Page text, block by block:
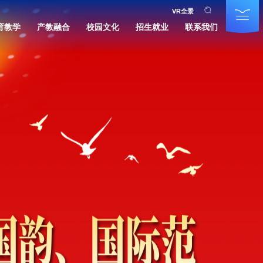
VR全景
教学 产教融合 校园文化 招生就业 联系我们